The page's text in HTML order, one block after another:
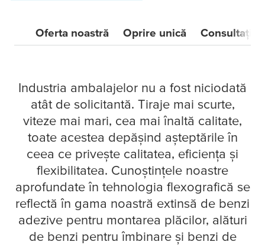
Oferta noastră Oprire unică Consultație
Industria ambalajelor nu a fost niciodată
atât de solicitantă. Tiraje mai scurte,
viteze mai mari, cea mai înaltă calitate,
toate acestea depășind așteptările în
ceea ce privește calitatea, eficiența și
flexibilitatea. Cunoștințele noastre
aprofundate în tehnologia flexografică se
reflectă în gama noastră extinsă de benzi
adezive pentru montarea plăcilor, alături
de benzi pentru îmbinare și benzi de